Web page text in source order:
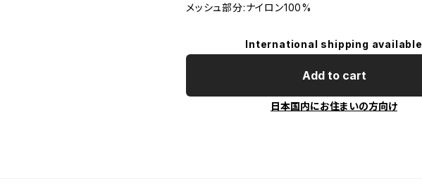
メッシュ部分:ナイロン100%
International shipping available
Add to cart
日本国内にお住まいの方向け